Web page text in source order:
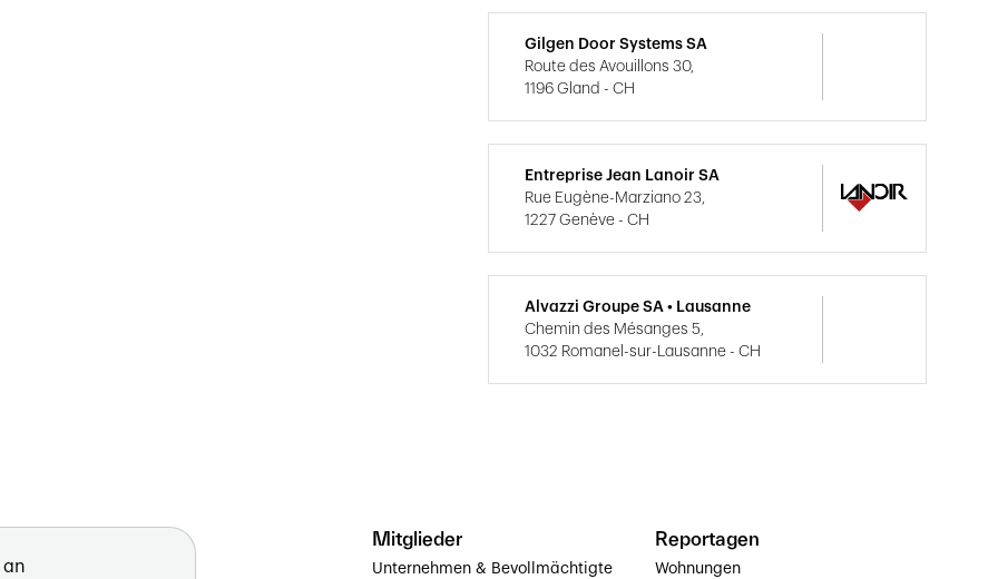
Gilgen Door Systems SA
Route des Avouillons 30,
1196 Gland - CH
Entreprise Jean Lanoir SA
Rue Eugène-Marziano 23,
1227 Genève - CH
Alvazzi Groupe SA • Lausanne
Chemin des Mésanges 5,
1032 Romanel-sur-Lausanne - CH
an
Mitglieder
Unternehmen & Bevollmächtigte
Reportagen
Wohnungen